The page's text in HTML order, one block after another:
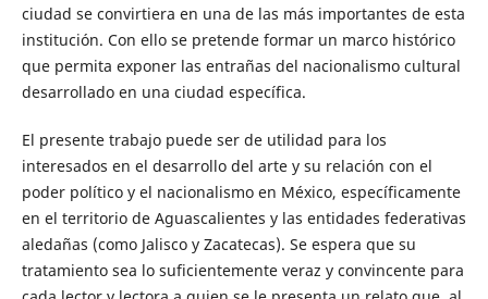
ciudad se convirtiera en una de las más importantes de esta
institución. Con ello se pretende formar un marco histórico
que permita exponer las entrañas del nacionalismo cultural
desarrollado en una ciudad específica.
El presente trabajo puede ser de utilidad para los
interesados en el desarrollo del arte y su relación con el
poder político y el nacionalismo en México, específicamente
en el territorio de Aguascalientes y las entidades federativas
aledañas (como Jalisco y Zacatecas). Se espera que su
tratamiento sea lo suficientemente veraz y convincente para